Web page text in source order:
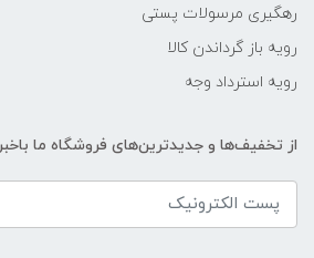
رهگیری مرسولات پستی
رویه باز گرداندن کالا
رویه استرداد وجه
از تخفیف‌ها و جدیدترین‌های فروشگاه ما